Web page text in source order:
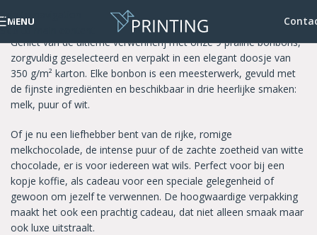
Skip to navigation
Skip to main content
MENU
Bonbons
Geniet van de ultieme verwennerij met onze 9 praline bonbons,
zorgvuldig geselecteerd en verpakt in een elegant doosje van
350 g/m² karton. Elke bonbon is een meesterwerk, gevuld met
de fijnste ingrediënten en beschikbaar in drie heerlijke smaken:
melk, puur of wit.
Of je nu een liefhebber bent van de rijke, romige
melkchocolade, de intense puur of de zachte zoetheid van witte
chocolade, er is voor iedereen wat wils. Perfect voor bij een
kopje koffie, als cadeau voor een speciale gelegenheid of
gewoon om jezelf te verwennen. De hoogwaardige verpakking
maakt het ook een prachtig cadeau, dat niet alleen smaak maar
ook luxe uitstraalt.